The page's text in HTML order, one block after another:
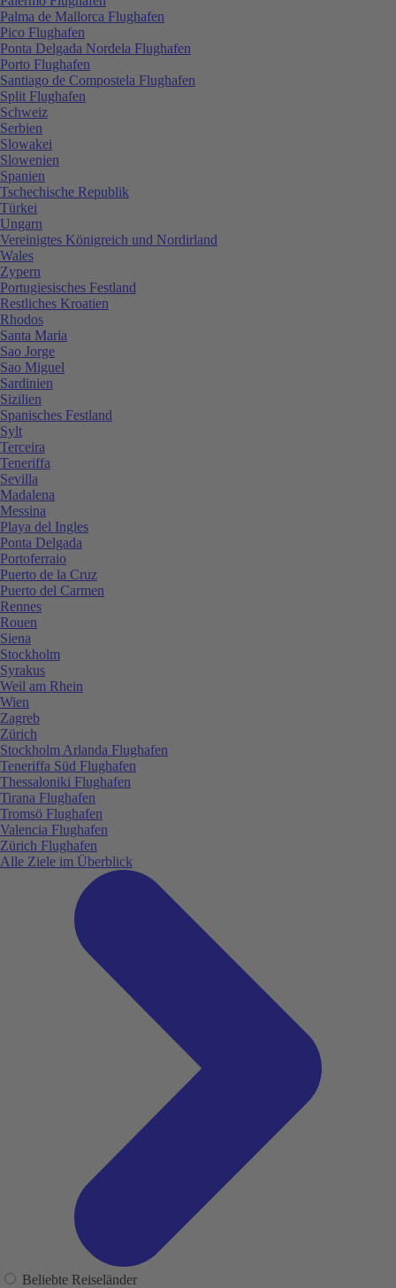
Palma de Mallorca Flughafen
Pico Flughafen
Ponta Delgada Nordela Flughafen
Porto Flughafen
Santiago de Compostela Flughafen
Split Flughafen
Schweiz
Serbien
Slowakei
Slowenien
Spanien
Tschechische Republik
Türkei
Ungarn
Vereinigtes Königreich und Nordirland
Wales
Zypern
Portugiesisches Festland
Restliches Kroatien
Rhodos
Santa Maria
Sao Jorge
Sao Miguel
Sardinien
Sizilien
Spanisches Festland
Sylt
Terceira
Teneriffa
Sevilla
Madalena
Messina
Playa del Ingles
Ponta Delgada
Portoferraio
Puerto de la Cruz
Puerto del Carmen
Rennes
Rouen
Siena
Stockholm
Syrakus
Weil am Rhein
Wien
Zagreb
Zürich
Stockholm Arlanda Flughafen
Teneriffa Süd Flughafen
Thessaloniki Flughafen
Tirana Flughafen
Tromsö Flughafen
Valencia Flughafen
Zürich Flughafen
Alle Ziele im Überblick
Beliebte Reiseländer